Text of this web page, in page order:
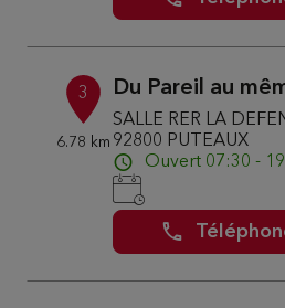
3
6.78 km
Du Pareil au
SALLE RER LA
92800 PUTEAUX
Ouvert 07:30 -